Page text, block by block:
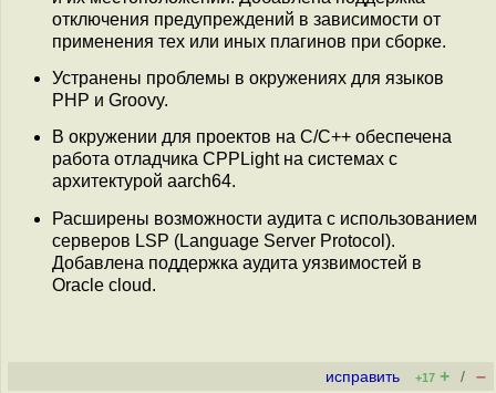
отключения предупреждений в зависимости от
применения тех или иных плагинов при сборке.
Устранены проблемы в окружениях для языков
PHP и Groovy.
В окружении для проектов на C/C++ обеспечена
работа отладчика CPPLight на системах с
архитектурой aarch64.
Расширены возможности аудита с использованием
серверов LSP (Language Server Protocol).
Добавлена поддержка аудита уязвимостей в
Oracle cloud.
исправить +17 + / –